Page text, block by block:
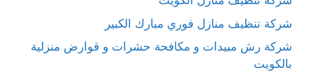
شركة تنظيف منازل فوري مبارك الكبير
شركة رش مبيدات و مكافحة حشرات و قوارض منزلية
بالكويت